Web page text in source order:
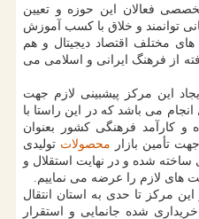
فعالان این حوزه و تعیین
توانمند و خلاق با کسب آموزش
های مختلف اقتصاد دیجیتال و هم
از فرهنگ ایرانی و اسلامی می
این مرکز پیشبینی لازم جهت
انجام می باشد که در این راستا با
و کارآمد فرهنگی کشور بعنوان
تأمین بازار محصولات تولیدی
شده و در نهایت استقلال و
های لازم را عرضه می نماییم.
مرکز تا حدی به استان انتقال
شده جانمایی و استقرار